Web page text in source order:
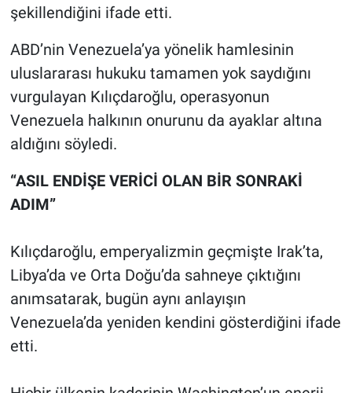
şekillendiğini ifade etti.
ABD’nin Venezuela’ya yönelik hamlesinin
uluslararası hukuku tamamen yok saydığını
vurgulayan Kılıçdaroğlu, operasyonun
Venezuela halkının onurunu da ayaklar altına
aldığını söyledi.
“ASIL ENDİŞE VERİCİ OLAN BİR SONRAKİ
ADIM”
Kılıçdaroğlu, emperyalizmin geçmişte Irak’ta,
Libya’da ve Orta Doğu’da sahneye çıktığını
anımsatarak, bugün aynı anlayışın
Venezuela’da yeniden kendini gösterdiğini ifade
etti.